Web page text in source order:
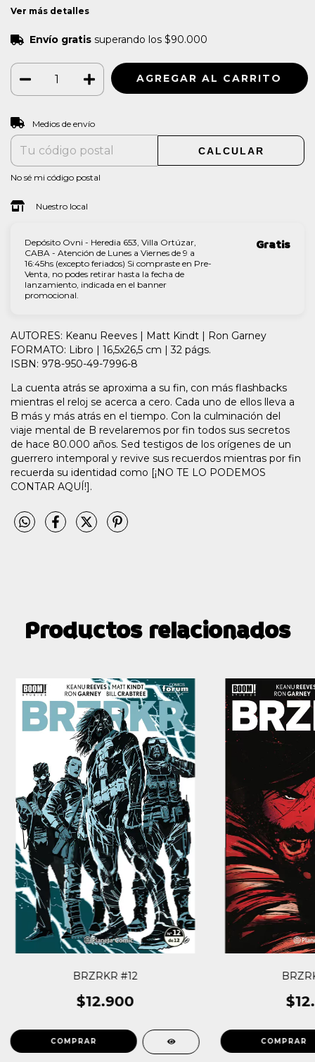
Ver más detalles
Envío gratis superando los $90.000
Entregas para el CP:
Medios de envío
CALCULAR
No sé mi código postal
Nuestro local
Depósito Ovni - Heredia 653, Villa Ortúzar,
CABA - Atención de Lunes a Viernes de 9 a
16:45hs (excepto feriados) Si compraste en Pre-
Venta, no podes retirar hasta la fecha de
lanzamiento, indicada en el banner
promocional.
Gratis
AUTORES: Keanu Reeves | Matt Kindt | Ron Garney
FORMATO: Libro | 16,5x26,5 cm | 32 págs.
ISBN: 978-950-49-7996-8
La cuenta atrás se aproxima a su fin, con más flashbacks
mientras el reloj se acerca a cero. Cada uno de ellos lleva a
B más y más atrás en el tiempo. Con la culminación del
viaje mental de B revelaremos por fin todos sus secretos
de hace 80.000 años. Sed testigos de los orígenes de un
guerrero intemporal y revive sus recuerdos mientras por fin
recuerda su identidad como [¡NO TE LO PODEMOS
CONTAR AQUÍ!].
Productos relacionados
BRZRKR #12
$12.900